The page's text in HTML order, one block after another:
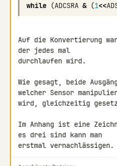
while (ADCSRA & (1<<
Auf die Konvertierung
der jedes mal
durchlaufen wird.
Wie gesagt, beide
welcher Sensor
wird, gleichzeitig
Im Anhang ist eine
es drei sind kann man
erstmal vernachlässigen.